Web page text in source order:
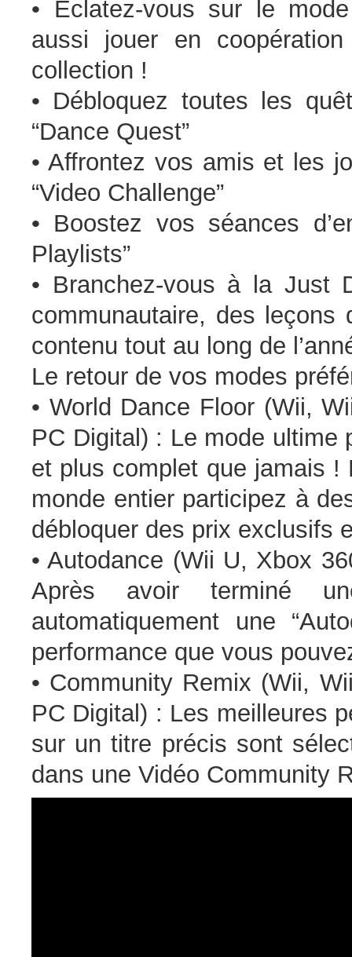
• Eclatez-vous sur le
aussi jouer en
collection !
• Débloquez toutes les
“Dance Quest”
• Affrontez vos amis et les
“Video Challenge”
• Boostez vos séances
Playlists”
• Branchez-vous à la Just
communautaire, des leçons
contenu tout au long de
Le retour de vos modes
• World Dance Floor (Wii,
PC Digital) : Le mode ultime
et plus complet que jamais
monde entier participez à
débloquer des prix exclusifs
• Autodance (Wii U, Xbox
Après avoir terminé
automatiquement une
performance que vous
• Community Remix (Wii,
PC Digital) : Les meilleures
sur un titre précis sont
dans une Vidéo Community